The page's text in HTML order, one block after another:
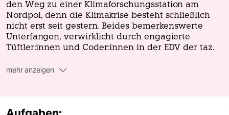
abo
genossenschaft
epaper login
den Weg zu einer Klimaforschungsstation am
Nordpol, denn die Klimakrise besteht schließlich
nicht erst seit gestern. Beides bemerkenswerte
Unterfangen, verwirklicht durch engagierte
Tüftler:innen und Coder:innen in der EDV der taz.
mehr anzeigen